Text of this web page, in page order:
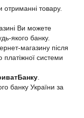
отриманні товару.
Ви можете
якого банку.
магазину після
системи
банку України за